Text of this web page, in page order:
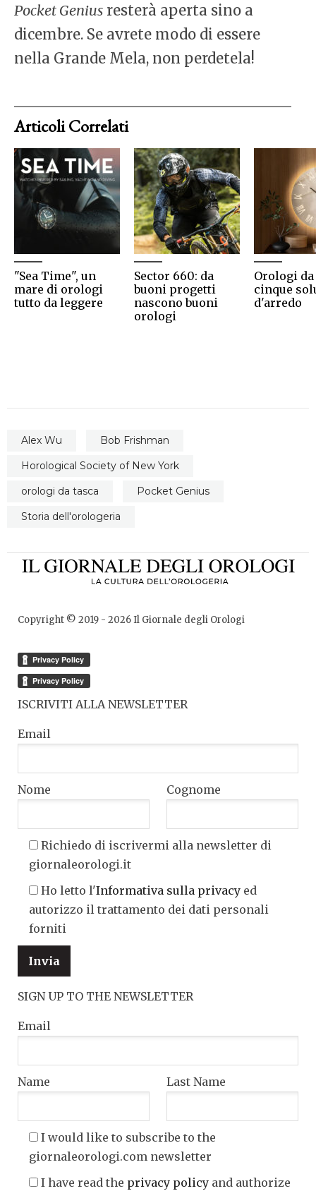
Pocket Genius resterà aperta sino a
dicembre. Se avrete modo di essere
nella Grande Mela, non perdetela!
Articoli Correlati
"Sea Time", un
mare di orologi
tutto da leggere
Sector 660: da
buoni progetti
nascono buoni
orologi
Orologi
cinque
d'arredo
Alex Wu
Bob Frishman
Horological Society of New York
orologi da tasca
Pocket Genius
Storia dell'orologeria
Copyright © 2019 - 2026Il Giornale degli Orologi
ISCRIVITI ALLA NEWSLETTER
Email
Nome Cognome
Richiedo di iscrivermi alla newsletter di
giornaleorologi.it
Ho letto l'Informativa sulla privacy ed
autorizzo il trattamento dei dati personali
forniti
SIGN UP TO THE NEWSLETTER
Email
Name Last Name
I would like to subscribe to the
giornaleorologi.com newsletter
I have read the privacy policy and authorize